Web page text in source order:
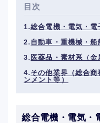
目次
総合電機・電気・
自動車・重機械・船
医薬品・素材系（金
その他業界（総合
ンメント等）
総合電機・電気・